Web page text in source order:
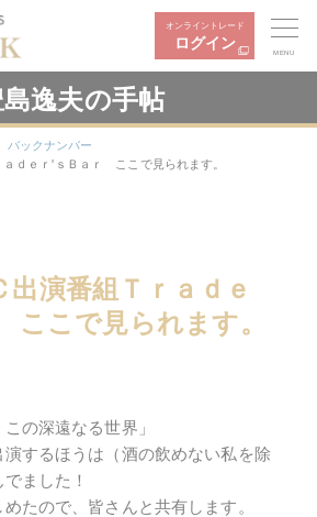
オンライントレード
ログイン
MENU
島逸夫の手帖
バックナンバー
ａｄｅｒ'ｓＢａｒ ここで見られます。
出演番組Ｔｒａｄｅ
ここで見られます。
の深遠なる世界」
するほうは（酒の飲めない私を除
ました！
たので、皆さんと共有します。